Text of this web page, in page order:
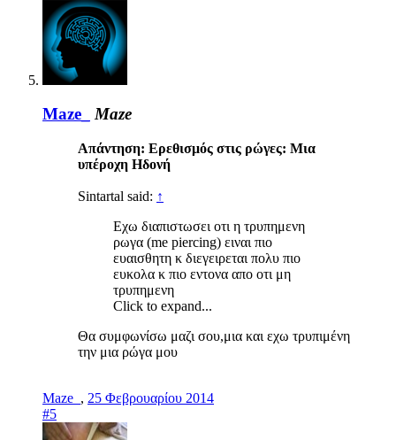
Maze_ Maze
Απάντηση: Ερεθισμός στις ρώγες: Μια
υπέροχη Ηδονή
Sintartal said: ↑
Εχω διαπιστωσει οτι η τρυπημενη
ρωγα (me piercing) ειναι πιο
ευαισθητη κ διεγειρεται πολυ πιο
ευκολα κ πιο εντονα απο οτι μη
τρυπημενη
Click to expand...
Θα συμφωνίσω μαζι σου,μια και εχω τρυπιμένη
την μια ρώγα μου
Maze_ , 25 Φεβρουαρίου 2014
#5